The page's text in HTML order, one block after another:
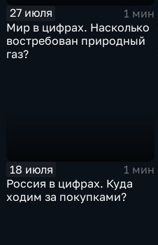
27 июля
1 мин
Мир в цифрах. Насколько
востребован природный
газ?
18 июля
1 мин
Россия в цифрах. Куда
ходим за покупками?